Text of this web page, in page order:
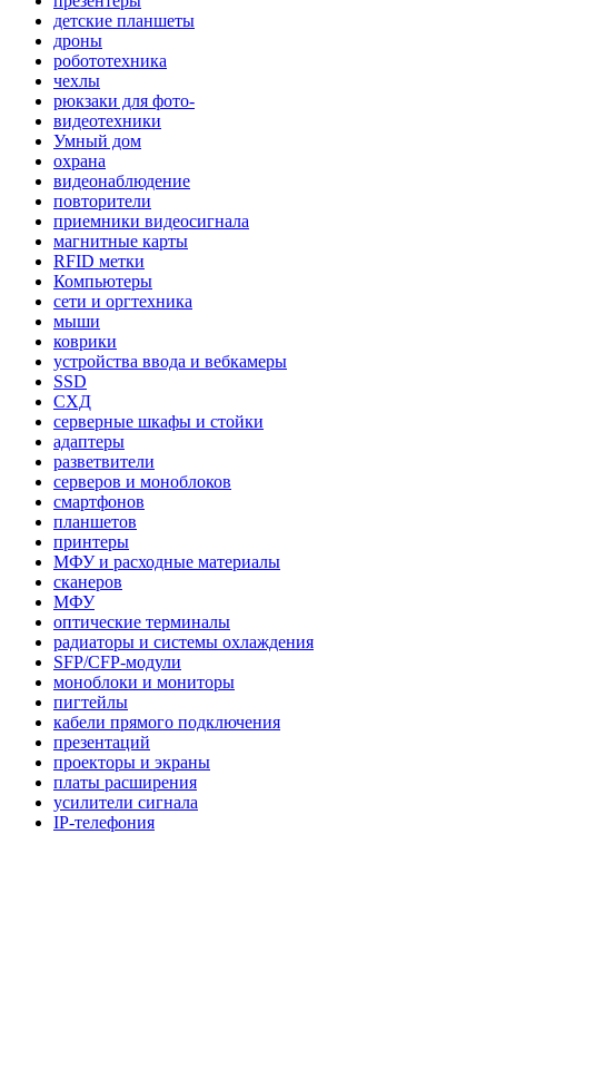
детские планшеты
дроны
робототехника
чехлы
рюкзаки для фото-
видеотехники
Умный дом
охрана
видеонаблюдение
повторители
приемники видеосигнала
магнитные карты
RFID метки
Компьютеры
сети и оргтехника
мыши
коврики
устройства ввода и вебкамеры
SSD
СХД
серверные шкафы и стойки
адаптеры
разветвители
серверов и моноблоков
смартфонов
планшетов
принтеры
МФУ и расходные материалы
сканеров
МФУ
оптические терминалы
радиаторы и системы охлаждения
SFP/CFP-модули
моноблоки и мониторы
пигтейлы
кабели прямого подключения
презентаций
проекторы и экраны
платы расширения
усилители сигнала
IP-телефония